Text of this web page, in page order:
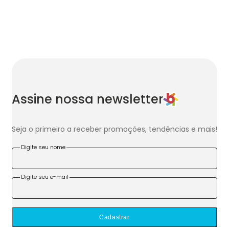
Assine nossa newsletter
Seja o primeiro a receber promoções, tendências e mais!
Digite seu nome
Digite seu e-mail
Cadastrar